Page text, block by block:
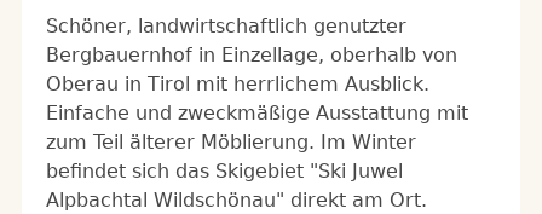
Schöner, landwirtschaftlich genutzter
Bergbauernhof in Einzellage, oberhalb von
Oberau in Tirol mit herrlichem Ausblick.
Einfache und zweckmäßige Ausstattung mit
zum Teil älterer Möblierung. Im Winter
befindet sich das Skigebiet "Ski Juwel
Alpbachtal Wildschönau" direkt am Ort.